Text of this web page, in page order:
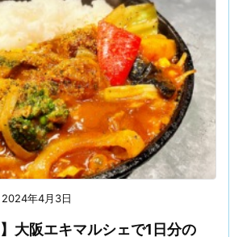
2024年4月3日
】大阪エキマルシェで1日分の